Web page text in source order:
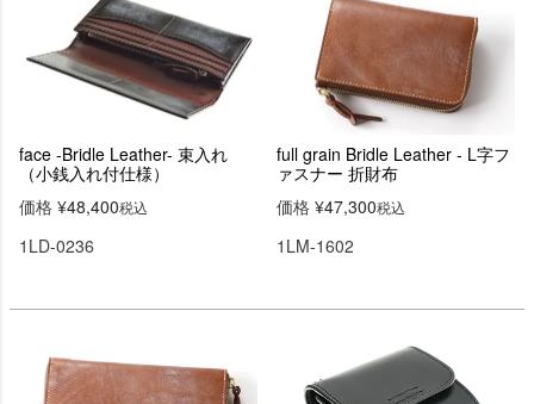
face -Bridle Leather- 束入れ
（小銭入れ付仕様）
価格 ¥48,400税込
1LD-0236
full grain Bridle Leather - L字フ
ァスナー 折財布
価格 ¥47,300税込
1LM-1602